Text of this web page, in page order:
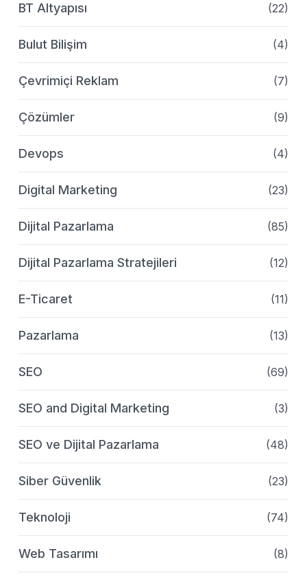
BT Altyapısı (22)
Bulut Bilişim (4)
Çevrimiçi Reklam (7)
Çözümler (9)
Devops (4)
Digital Marketing (23)
Dijital Pazarlama (85)
Dijital Pazarlama Stratejileri (12)
E-Ticaret (11)
Pazarlama (13)
SEO (69)
SEO and Digital Marketing (3)
SEO ve Dijital Pazarlama (48)
Siber Güvenlik (23)
Teknoloji (74)
Web Tasarımı (8)